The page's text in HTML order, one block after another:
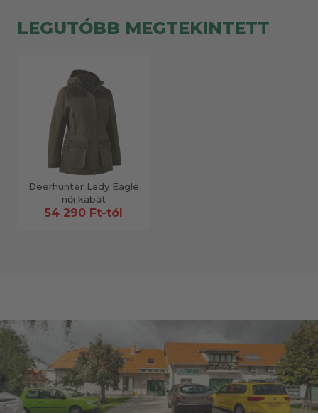
LEGUTÓBB MEGTEKINTETT
Deerhunter Lady Eagle
női kabát
54 290 Ft-tól